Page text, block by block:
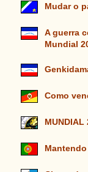
Mudar o
A guerra
Mundial
Como